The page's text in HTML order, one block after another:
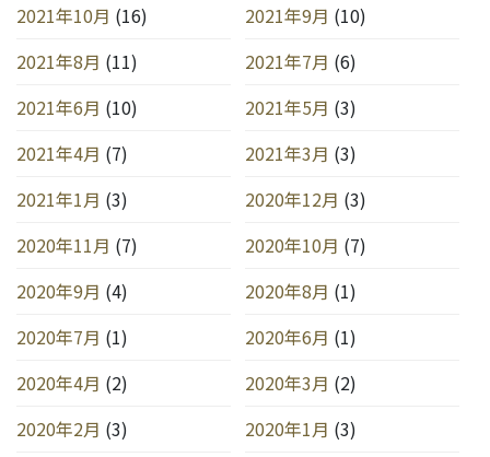
2021年10月 (16) 2021年9月 (10)
2021年8月 (11) 2021年7月 (6)
2021年6月 (10) 2021年5月 (3)
2021年4月 (7) 2021年3月 (3)
2021年1月 (3) 2020年12月 (3)
2020年11月 (7) 2020年10月 (7)
2020年9月 (4) 2020年8月 (1)
2020年7月 (1) 2020年6月 (1)
2020年4月 (2) 2020年3月 (2)
2020年2月 (3) 2020年1月 (3)